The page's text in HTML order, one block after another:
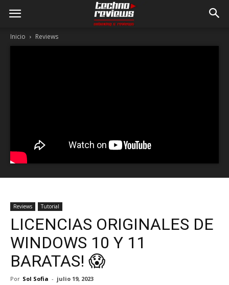
Inicio Reviews
Reviews Tutorial
LICENCIAS ORIGINALES DE
WINDOWS 10 Y 11
BARATAS! 😱
Por Sol Sofia - julio 19, 2023